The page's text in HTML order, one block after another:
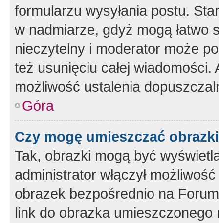
formularzu wysyłania postu.
w nadmiarze, gdyż mogą
nieczytelny i moderator może
też usunięciu całej
możliwość ustalenia
Góra
Czy mogę umieszczać
Tak, obrazki mogą być
administrator włączył
obrazek bezpośrednio na
link do obrazka